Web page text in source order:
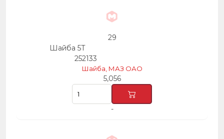
29
Шайба 5Т
252133
Шайба, МАЗ ОАО
5,056
-